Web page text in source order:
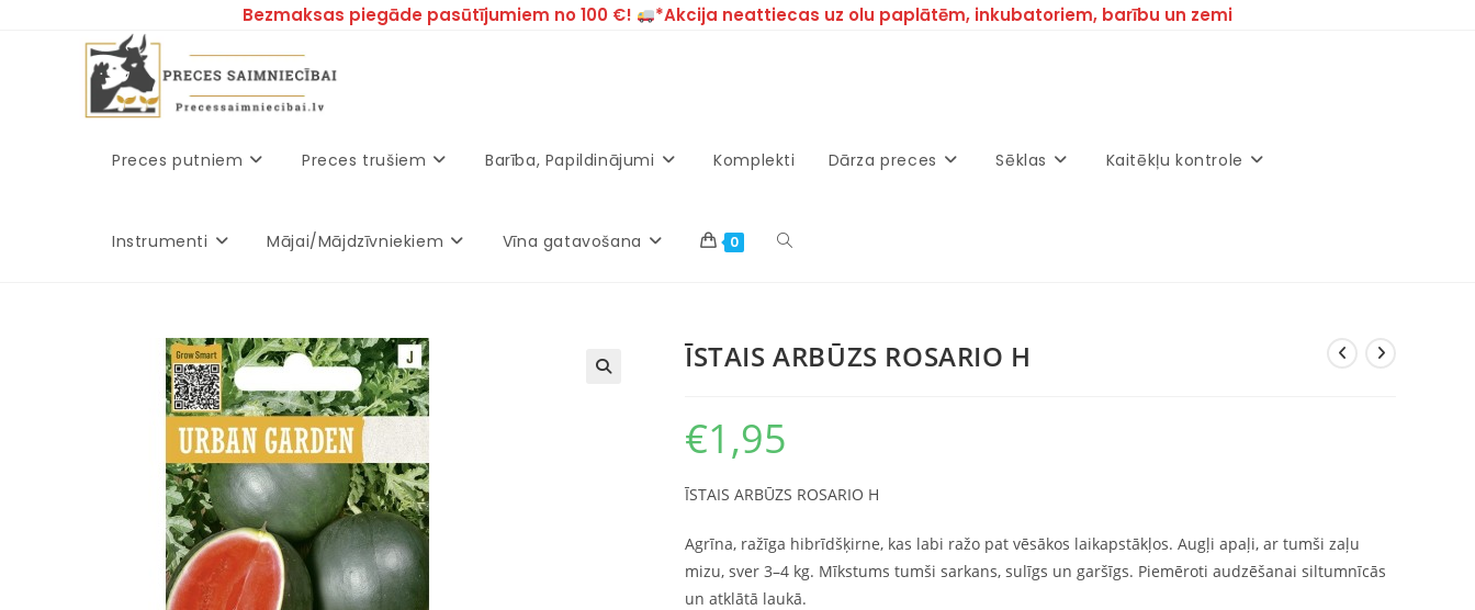
Bezmaksas piegāde pasūtījumiem no 100 €! *Akcija neattiecas uz olu paplātēm, inkubatoriem, barību un zemi
Preces putniem Preces trušiem Barība, Papildinājumi Komplekti Dārza preces Sēklas Kaitēkļu kontrole
Instrumenti Mājai/Mājdzīvniekiem Vīna gatavošana 0
ĪSTAIS ARBŪZS ROSARIO H
€1,95
ĪSTAIS ARBŪZS ROSARIO H
Agrīna, ražīga hibrīdšķirne, kas labi ražo pat vēsākos laikapstākļos. Augļi apaļi, ar tumši zaļu
mizu, sver 3–4 kg. Mīkstums tumši sarkans, sulīgs un garšīgs. Piemēroti audzēšanai siltumnīcās
un atklātā laukā.